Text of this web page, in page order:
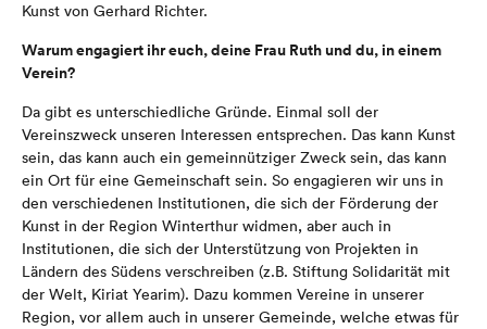
Kunst von Gerhard Richter.
Warum engagiert ihr euch, deine Frau Ruth und du, in einem
Verein?
Da gibt es unterschiedliche Gründe. Einmal soll der
Vereinszweck unseren Interessen entsprechen. Das kann Kunst
sein, das kann auch ein gemeinnütziger Zweck sein, das kann
ein Ort für eine Gemeinschaft sein. So engagieren wir uns in
den verschiedenen Institutionen, die sich der Förderung der
Kunst in der Region Winterthur widmen, aber auch in
Institutionen, die sich der Unterstützung von Projekten in
Ländern des Südens verschreiben (z.B. Stiftung Solidarität mit
der Welt, Kiriat Yearim). Dazu kommen Vereine in unserer
Region, vor allem auch in unserer Gemeinde, welche etwas für